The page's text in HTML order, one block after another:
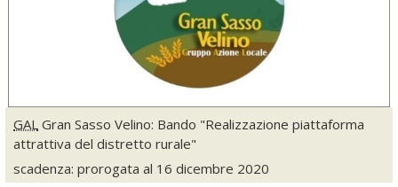
GAL Gran Sasso Velino: Bando "Realizzazione piattaforma
attrattiva del distretto rurale"
scadenza: prorogata al 16 dicembre 2020